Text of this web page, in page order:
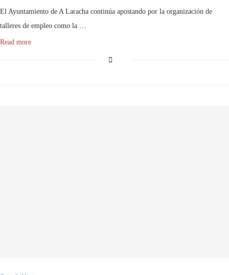
El Ayuntamiento de A Laracha continúa apostando por la organización de
talleres de empleo como la …
Read more